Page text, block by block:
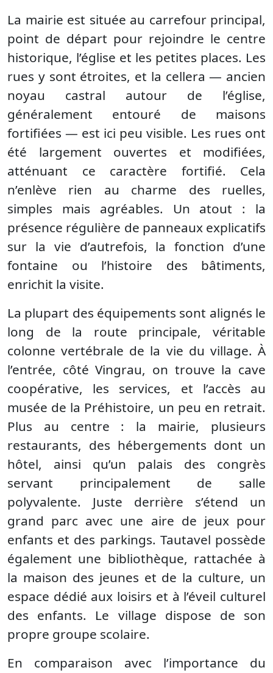
La mairie est située au carrefour principal,
point de départ pour rejoindre le centre
historique, l’église et les petites places. Les
rues y sont étroites, et la cellera — ancien
noyau castral autour de l’église,
généralement entouré de maisons
fortifiées — est ici peu visible. Les rues ont
été largement ouvertes et modifiées,
atténuant ce caractère fortifié. Cela
n’enlève rien au charme des ruelles,
simples mais agréables. Un atout : la
présence régulière de panneaux explicatifs
sur la vie d’autrefois, la fonction d’une
fontaine ou l’histoire des bâtiments,
enrichit la visite.
La plupart des équipements sont alignés le
long de la route principale, véritable
colonne vertébrale de la vie du village. À
l’entrée, côté Vingrau, on trouve la cave
coopérative, les services, et l’accès au
musée de la Préhistoire, un peu en retrait.
Plus au centre : la mairie, plusieurs
restaurants, des hébergements dont un
hôtel, ainsi qu’un palais des congrès
servant principalement de salle
polyvalente. Juste derrière s’étend un
grand parc avec une aire de jeux pour
enfants et des parkings. Tautavel possède
également une bibliothèque, rattachée à
la maison des jeunes et de la culture, un
espace dédié aux loisirs et à l’éveil culturel
des enfants. Le village dispose de son
propre groupe scolaire.
En comparaison avec l’importance du